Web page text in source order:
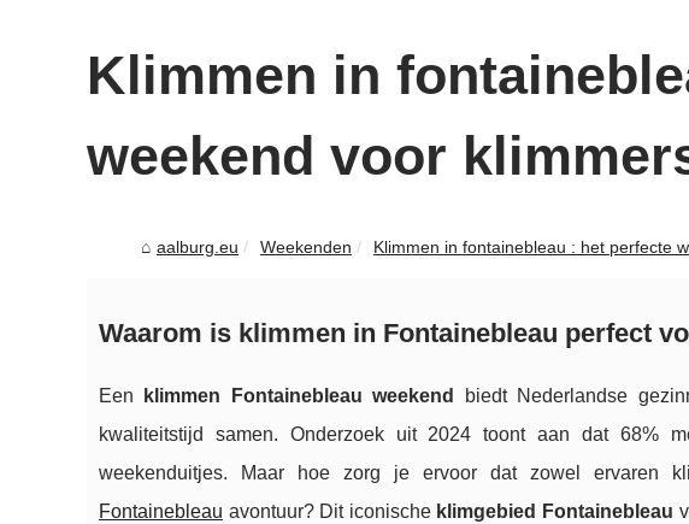
Klimmen in
weekend voor
aalburg.eu Weekenden Klimmen in fontainebleau : het perfecte
Waarom is klimmen in Fontainebleau perfect
Een klimmen Fontainebleau weekend
biedt Nederlandse
kwaliteitstijd samen. Onderzoek uit 2024 toont aan dat 68%
weekenduitjes. Maar hoe zorg je ervoor dat zowel ervaren
Fontainebleau avontuur? Dit iconische klimgebied Fontainebleau